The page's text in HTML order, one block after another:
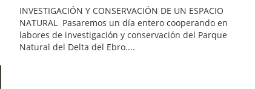
INVESTIGACIÓN Y CONSERVACIÓN DE UN ESPACIO
NATURAL Pasaremos un día entero cooperando en
labores de investigación y conservación del Parque
Natural del Delta del Ebro....